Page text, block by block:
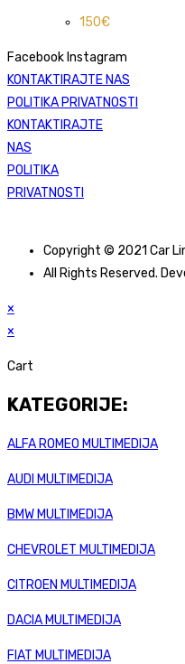
150€
Facebook Instagram
KONTAKTIRAJTE NAS
POLITIKA PRIVATNOSTI
KONTAKTIRAJTE
NAS
POLITIKA
PRIVATNOSTI
Copyright © 2021 Car
All Rights Reserved.
×
×
Cart
KATEGORIJE:
ALFA ROMEO MULTIMEDIJA
AUDI MULTIMEDIJA
BMW MULTIMEDIJA
CHEVROLET MULTIMEDIJA
CITROEN MULTIMEDIJA
DACIA MULTIMEDIJA
FIAT MULTIMEDIJA